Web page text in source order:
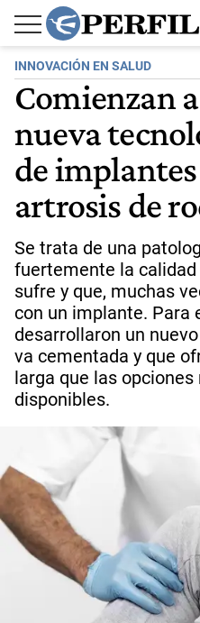
INNOVACIÓN EN SALUD
Comienzan
nueva
de
artrosis de
Se trata de una
fuertemente la calidad
sufre y que, muchas
con un implante. Para
desarrollaron un
va cementada y que
larga que las
disponibles.